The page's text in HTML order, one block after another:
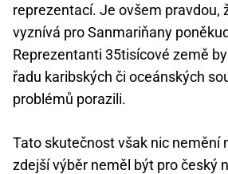
reprezentací. Je ovšem pravdou,
vyznívá pro Sanmariňany
Reprezentanti 35tisícové země
řadu karibských či oceánských
problémů porazili.
Tato skutečnost však nic nemění
zdejší výběr neměl být pro český